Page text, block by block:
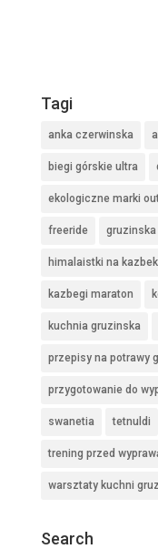
Tagi
anka czerwinska
biegi górskie ultra
ekologiczne marki
freeride gruzinska
himalaistki na
kazbegi maraton
kuchnia gruzinska
przepisy na potrawy
przygotowanie do
swanetia tetnuldi
trening przed
warsztaty kuchni
Search